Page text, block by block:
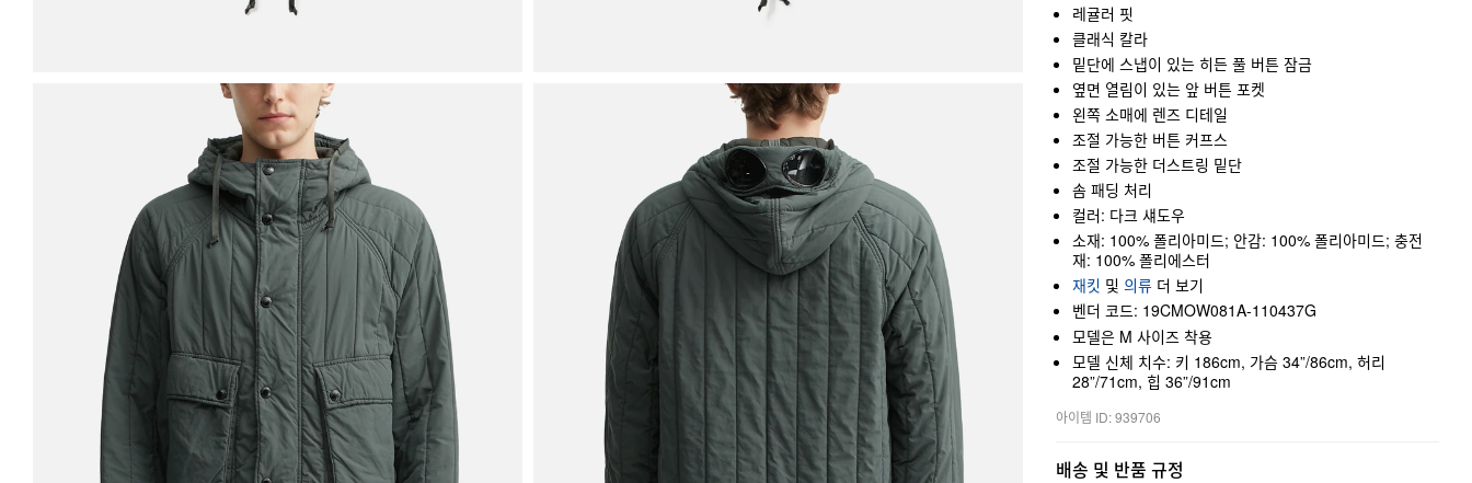
레귤러 핏
클래식 칼라
밑단에 스냅이 있는 히든 풀 버튼 잠금
옆면 열림이 있는 앞 버튼 포켓
왼쪽 소매에 렌즈 디테일
조절 가능한 버튼 커프스
조절 가능한 더스트링 밑단
솜 패딩 처리
컬러: 다크 섀도우
소재: 100% 폴리아미드; 안감: 100% 폴리아미드; 충전
재: 100% 폴리에스터
재킷 및 의류 더 보기
벤더 코드: 19CMOW081A-110437G
모델은 M 사이즈 착용
모델 신체 치수: 키 186cm, 가슴 34”/86cm, 허리
28”/71cm, 힙 36”/91cm
아이템 ID: 939706
배송 및 반품 규정